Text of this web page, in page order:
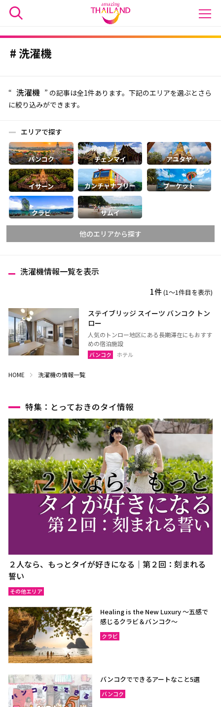
洗濯機
“ 洗濯機 ” の記事は全1件あります。下記のエリアを選ぶとさら
に絞り込みができます。
エリアで探す
バンコク チェンマイ アユタヤ
イサーン カンチャナブリー プーケット
クラビ サムイ
他のエリアから探す
ランプーン
スコータイ
ターク
ピッサヌローク
ナコーンサワン
ナーン
パヤオ
プレー
ウタイターニー
ウドーンターニー
コーンケーン
ナコーンラーチャシーマー
（コラート）
ウボンラーチャターニー
（ウボン）
カラシン
ルーイ
サコンナコーン
ナコーンパノム
ノーンカーイ
ノーンブアランプー
ブンカーン
ムックダーハーン
ブリーラム
ヤソートーン
スリン
北イサーン
南イサーン
パタヤ（チョンブリー）
サケーオ
チャチューンサオ
プラーチーンブリー
ナコーンナーヨック
洗濯機情報一覧を表示
1件(1〜1件目を表示)
ステイブリッジ スイーツ バンコク トン
ロー
人気のトンロー地区にある長期滞在にもおすす
めの宿泊施設
バンコク ホテル
HOME 洗濯機の情報一覧
特集：とっておきのタイ情報
２人なら、もっとタイが好きになる｜第２回：刻まれる
誓い
その他エリア
Healing is the New Luxury ～五感で
感じるクラビ＆バンコク～
クラビ
バンコクでできるアートなこと5選
バンコク